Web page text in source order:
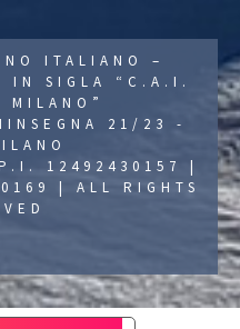
ITALIANO –
IN SIGLA “C.A.I.
21/23 -
12492430157 |
| ALL RIGHTS